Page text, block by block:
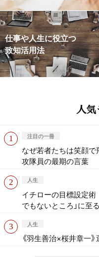
仕事や人生に役立つ
致知活用法
人
注目の一冊
なぜ若者たちは笑顔
攻隊員の最期の言葉
人生
イチローの目標設定術
でもないところ」に至
人生
《羽生善治×桜井章一